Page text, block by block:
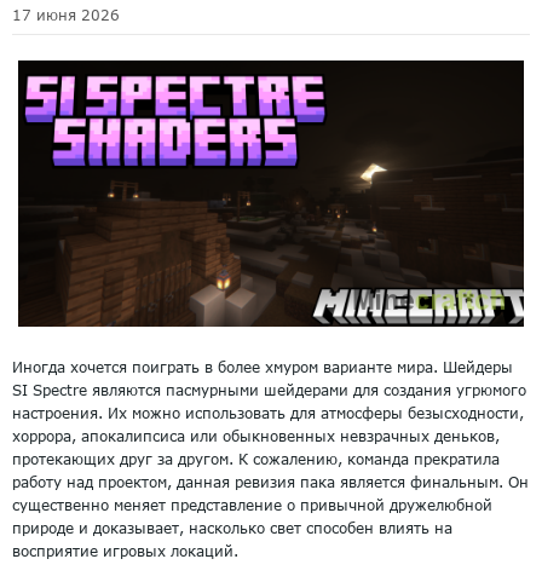
17 июня 2026
Иногда хочется поиграть в более хмуром варианте мира. Шейдеры
SI Spectre являются пасмурными шейдерами для создания угрюмого
настроения. Их можно использовать для атмосферы безысходности,
хоррора, апокалипсиса или обыкновенных невзрачных деньков,
протекающих друг за другом. К сожалению, команда прекратила
работу над проектом, данная ревизия пака является финальным. Он
существенно меняет представление о привычной дружелюбной
природе и доказывает, насколько свет способен влиять на
восприятие игровых локаций.